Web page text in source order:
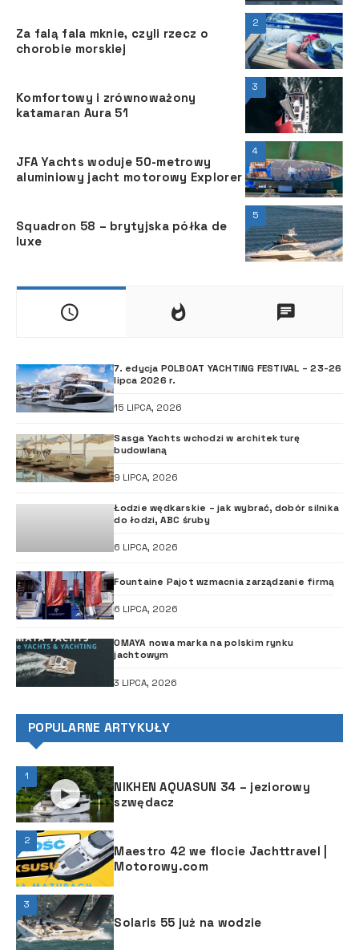
2
Za falą fala mknie, czyli rzecz o
chorobie morskiej
3
Komfortowy i zrównoważony
katamaran Aura 51
4
JFA Yachts woduje 50-metrowy
aluminiowy jacht motorowy Explorer
5
Squadron 58 – brytyjska półka de
luxe
7. edycja POLBOAT YACHTING FESTIVAL – 23-26
lipca 2026 r.
15 LIPCA, 2026
Sasga Yachts wchodzi w architekturę
budowlaną
9 LIPCA, 2026
Łodzie wędkarskie – jak wybrać, dobór silnika
do łodzi, ABC śruby
6 LIPCA, 2026
Fountaine Pajot wzmacnia zarządzanie firmą
6 LIPCA, 2026
OMAYA nowa marka na polskim rynku
jachtowym
3 LIPCA, 2026
POPULARNE ARTYKUŁY
1
NIKHEN AQUASUN 34 – jeziorowy
szwędacz
2
Maestro 42 we flocie Jachttravel |
Motorowy.com
3
Solaris 55 już na wodzie